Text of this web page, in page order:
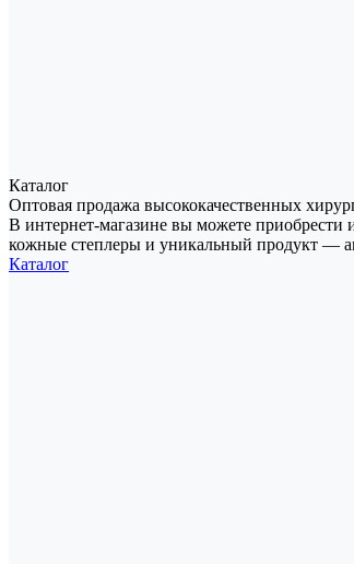
Каталог
Оптовая продажа высококачественных
В интернет-магазине вы можете приобрести
кожные степлеры и уникальный продукт —
Каталог